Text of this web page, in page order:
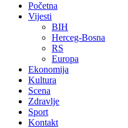
Početna
Vijesti
BIH
Herceg-Bosna
RS
Europa
Ekonomija
Kultura
Scena
Zdravlje
Sport
Kontakt